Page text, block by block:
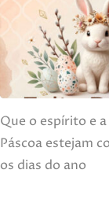
Que o espírito e
Páscoa estejam
os dias do ano